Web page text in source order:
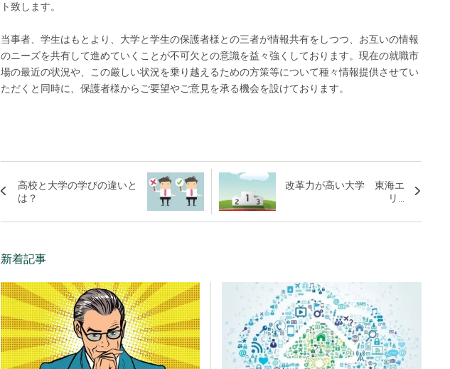
ト致します。
当事者、学生はもとより、大学と学生の保護者様との三者が情報共有をしつつ、お互いの情報
のニーズを共有して進めていくことが不可欠との意識を益々強くしております。現在の就職市
場の最近の状況や、この厳しい状況を乗り越えるための方策等について種々情報提供させてい
ただくと同時に、保護者様からご要望やご意見を承る機会を設けております。
高校と大学の学びの違いと
は？
改革力が高い大学 東海エ
リ...
新着記事